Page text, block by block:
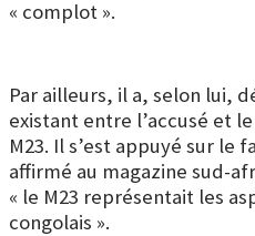
« complot ».
Par ailleurs, il a, selon lui,
existant entre l’accusé et
M23. Il s’est appuyé sur le
affirmé au magazine sud-
« le M23 représentait les
congolais ».